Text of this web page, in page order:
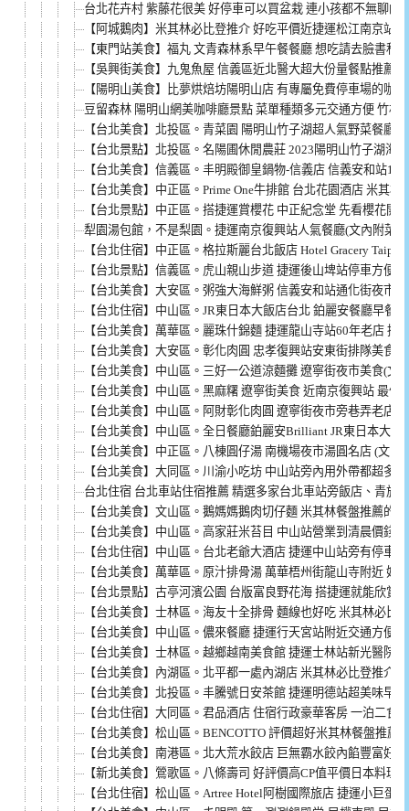
台北花卉村 紫藤花很美 好停車可以買盆栽 連小孩都不無聊的
【阿城鵝肉】米其林必比登推介 好吃平價近捷運松江南京站
【東門站美食】福丸 文青森林系早午餐餐廳 想吃請去臉書私
【吳興街美食】九鬼魚屋 信義區近北醫大超大份量餐點推薦 (
【陽明山美食】比夢烘焙坊陽明山店 有專屬免費停車場的咖
豆留森林 陽明山網美咖啡廳景點 菜單種類多元交通方便 竹林
【台北美食】北投區。青菜園 陽明山竹子湖超人氣野菜餐廳
【台北景點】北投區。名陽圃休閒農莊 2023陽明山竹子湖海
【台北美食】信義區。丰明殿御皇鍋物-信義店 信義安和站
【台北美食】中正區。Prime One牛排館 台北花園酒店 米其
【台北景點】中正區。搭捷運賞櫻花 中正紀念堂 先看櫻花開
犁園湯包館，不是梨園。捷運南京復興站人氣餐廳(文內附菜
【台北住宿】中正區。格拉斯麗台北飯店 Hotel Gracery
【台北景點】信義區。虎山親山步道 捷運後山埤站停車方便
【台北美食】大安區。粥強大海鮮粥 信義安和站通化街夜市
【台北住宿】中山區。JR東日本大飯店台北 鉑麗安餐廳早餐
【台北美食】萬華區。麗珠什錦麵 捷運龍山寺站60年老店 排
【台北美食】大安區。彰化肉圓 忠孝復興站安東街排隊美食 (
【台北美食】中山區。三好一公道涼麵攤 遼寧街夜市美食(文
【台北美食】中山區。黑麻糬 遼寧街美食 近南京復興站 最便
【台北美食】中山區。阿財彰化肉圓 遼寧街夜市旁巷弄老店 (
【台北美食】中山區。全日餐廳鉑麗安Brilliant JR東日本大
【台北美食】中正區。八棟圓仔湯 南機場夜市湯圓名店 (文內
【台北美食】大同區。川渝小吃坊 中山站旁內用外帶都超多
台北住宿 台北車站住宿推薦 精選多家台北車站旁飯店、青旅
【台北美食】文山區。鵝媽媽鵝肉切仔麵 米其林餐盤推薦的
【台北美食】中山區。高家莊米苔目 中山站營業到清晨價錢
【台北住宿】中山區。台北老爺大酒店 捷運中山站旁有停車
【台北美食】萬華區。原汁排骨湯 萬華梧州街龍山寺附近 好
【台北景點】古亭河濱公園 台版富良野花海 搭捷運就能欣賞
【台北美食】士林區。海友十全排骨 麵線也好吃 米其林必比
【台北美食】中山區。儂來餐廳 捷運行天宮站附近交通方便
【台北美食】士林區。越鄉越南美食館 捷運士林站新光醫院
【台北美食】內湖區。北平都一處內湖店 米其林必比登推介
【台北美食】北投區。丰騰號日安茶館 捷運明德站超美味早
【台北住宿】大同區。君品酒店 住宿行政豪華客房 一泊二食
【台北美食】松山區。BENCOTTO 評價超好米其林餐盤推薦
【台北美食】南港區。北大荒水餃店 巨無霸水餃內餡豐富好
【新北美食】鶯歌區。八條壽司 好評價高CP值平價日本料理
【台北住宿】松山區。Artree Hotel阿樹國際旅店 捷運小巨蛋